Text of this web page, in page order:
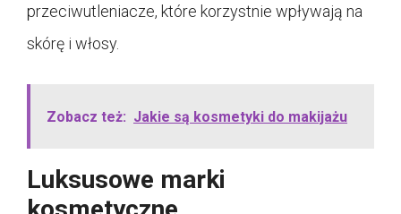
przeciwutleniacze, które korzystnie wpływają na
skórę i włosy.
Zobacz też: Jakie są kosmetyki do makijażu
Luksusowe marki